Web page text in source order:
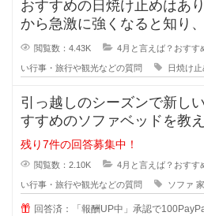
おすすめの日焼け止めはあ
から急激に強くなると知り
対策を始めようと思ってい
閲覧数：4.43K 4月と言えば？おすす
い行事・旅行や観光などの質問 日焼け
引っ越しのシーズンで新し
すすめのソファベッドを教
住む場所が2Kなので、ベッ
残り7件の回答募集中！
閲覧数：2.10K 4月と言えば？おすす
い行事・旅行や観光などの質問 ソファ
回答済：「報酬UP中」承認で